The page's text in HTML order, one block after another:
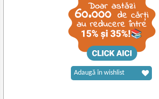
Adaugă în wishlist